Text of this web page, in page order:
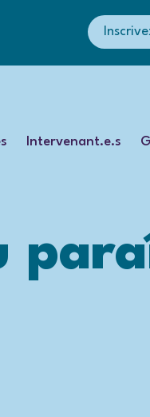
Intervenant.e.s